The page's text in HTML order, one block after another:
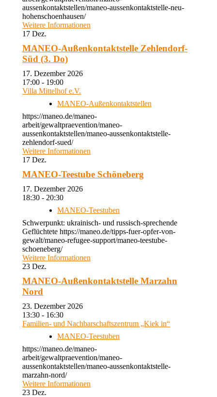
aussenkontaktstellen/maneo-aussenkontaktstelle-neu-
hohenschoenhausen/
Weitere Informationen
17 Dez.
MANEO-Außenkontaktstelle Zehlendorf-
Süd (3. Do)
17. Dezember 2026
17:00 - 19:00
Villa Mittelhof e.V.
MANEO-Außenkontaktstellen
https://maneo.de/maneo-
arbeit/gewaltpraevention/maneo-
aussenkontaktstellen/maneo-aussenkontaktstelle-
zehlendorf-sued/
Weitere Informationen
17 Dez.
MANEO-Teestube Schöneberg
17. Dezember 2026
18:30 - 20:30
MANEO-Teestuben
Schwerpunkt: ukrainisch- und russisch-sprechende
Geflüchtete https://maneo.de/tipps-fuer-opfer-von-
gewalt/maneo-refugee-support/maneo-teestube-
schoeneberg/
Weitere Informationen
23 Dez.
MANEO-Außenkontaktstelle Marzahn
Nord
23. Dezember 2026
13:30 - 16:30
Familien- und Nachbarschaftszentrum „Kiek in“
MANEO-Teestuben
https://maneo.de/maneo-
arbeit/gewaltpraevention/maneo-
aussenkontaktstellen/maneo-aussenkontaktstelle-
marzahn-nord/
Weitere Informationen
23 Dez.